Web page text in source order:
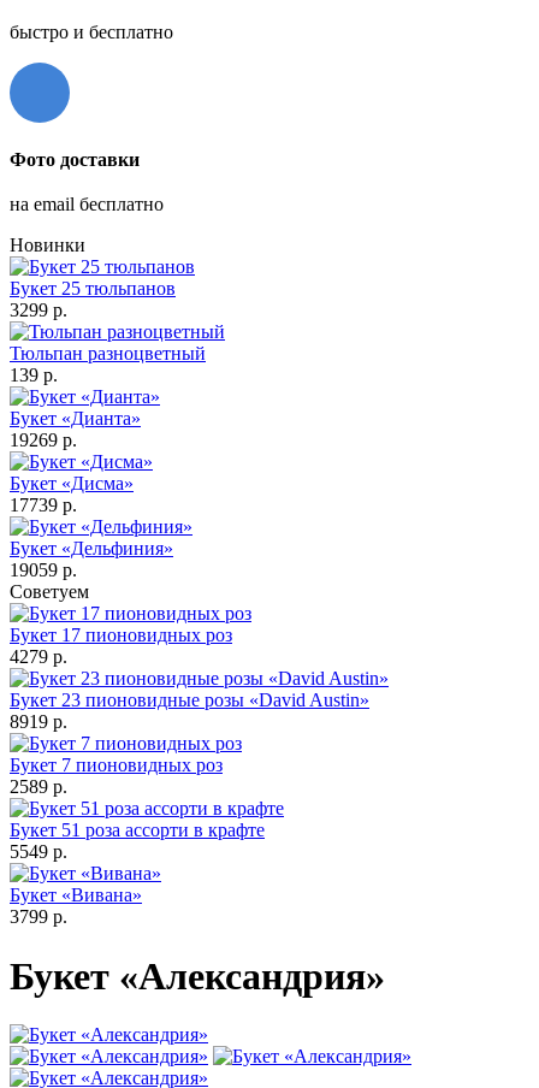
быстро и бесплатно
Фото доставки
на email бесплатно
Новинки
Букет 25 тюльпанов
3299 р.
Тюльпан разноцветный
139 р.
Букет «Дианта»
19269 р.
Букет «Дисма»
17739 р.
Букет «Дельфиния»
19059 р.
Советуем
Букет 17 пионовидных роз
4279 р.
Букет 23 пионовидные розы «David Austin»
8919 р.
Букет 7 пионовидных роз
2589 р.
Букет 51 роза ассорти в крафте
5549 р.
Букет «Вивана»
3799 р.
Букет «Александрия»